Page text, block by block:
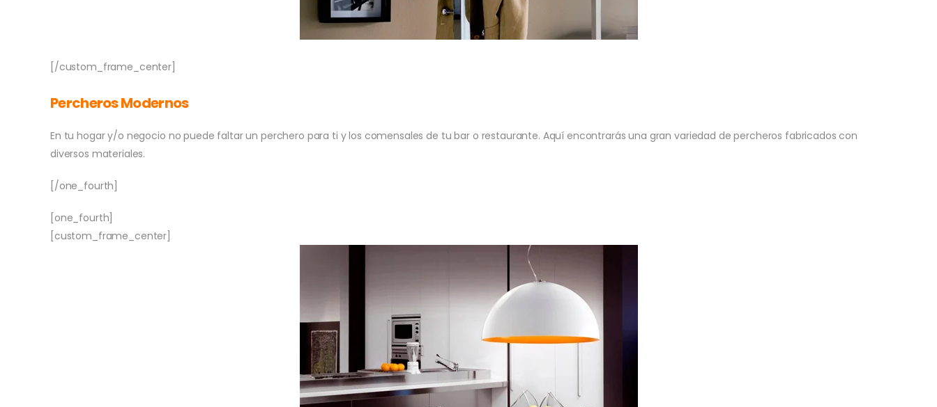
[/custom_frame_center]
Percheros Modernos
En tu hogar y/o negocio no puede faltar un perchero para ti y los comensales de tu bar o restaurante. Aquí encontrarás una gran variedad de percheros fabricados con
diversos materiales.
[/one_fourth]
[one_fourth]
[custom_frame_center]